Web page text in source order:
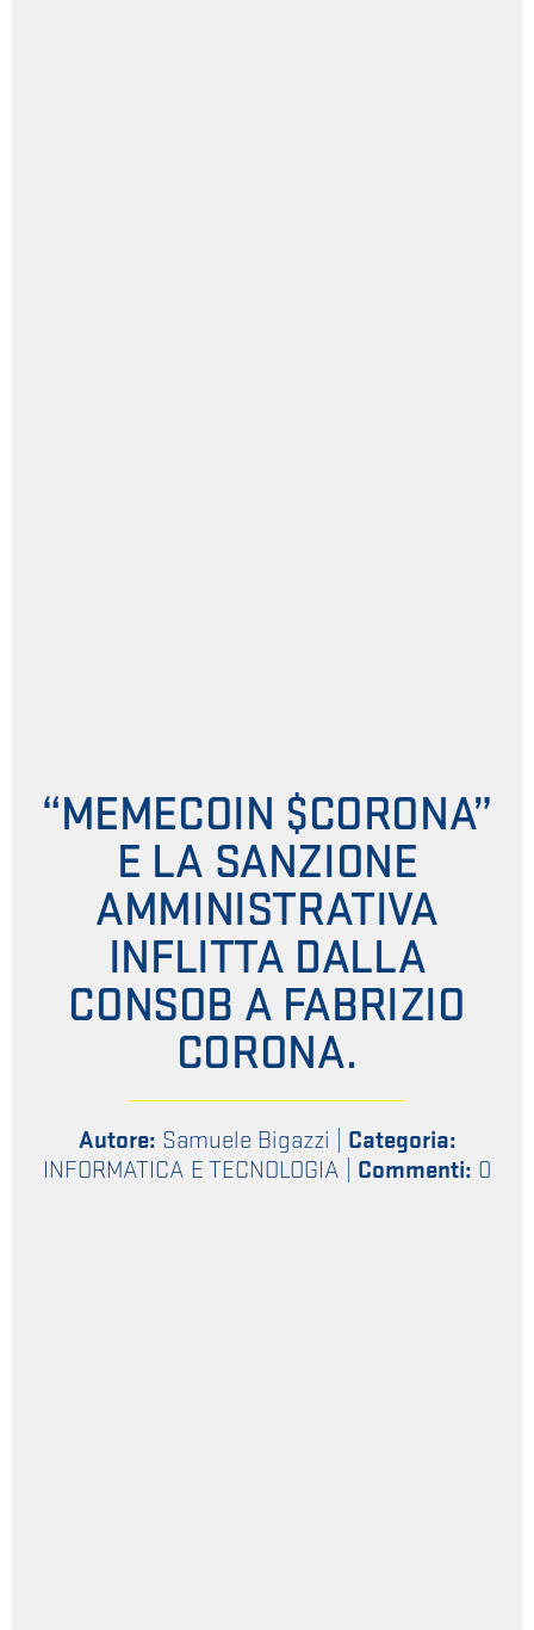
“MEMECOIN $CORONA”
E LA SANZIONE
AMMINISTRATIVA
INFLITTA DALLA
CONSOB A FABRIZIO
CORONA.
Autore: Samuele Bigazzi
Categoria:
INFORMATICA E TECNOLOGIA
Commenti: 0